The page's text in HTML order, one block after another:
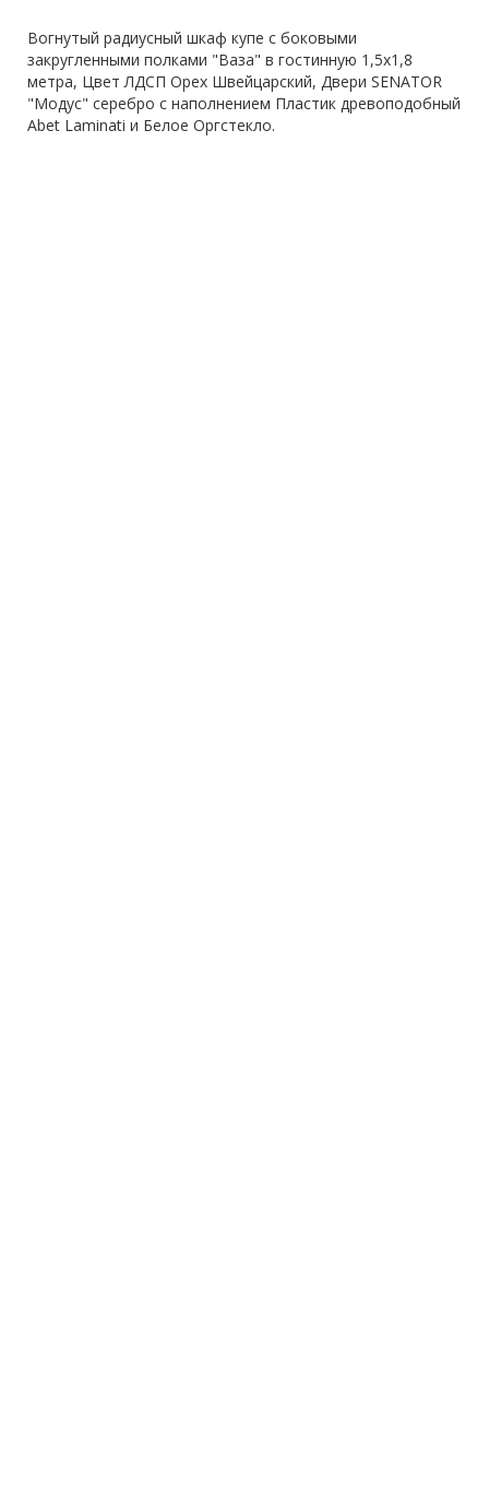
Вогнутый радиусный шкаф купе с боковыми
закругленными полками "Ваза" в гостинную 1,5х1,8
метра, Цвет ЛДСП Орех Швейцарский, Двери SENATOR
"Модус" серебро с наполнением Пластик древоподобный
Abet Laminati и Белое Оргстекло.